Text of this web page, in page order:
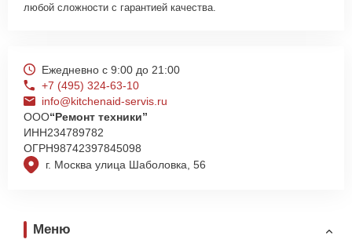
любой сложности с гарантией качества.
г. Москва улица Шаболовка, 56
Ежедневно с 9:00 до 21:00
+7 (495) 324-63-10
info@kitchenaid-servis.ru
ООО“Ремонт техники”
ИНН234789782
ОГРН98742397845098
Меню